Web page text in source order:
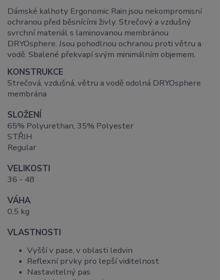
Dámské kalhoty Ergonomic Rain jsou nekompromisní
ochranou před běsnícími živly. Strečový a vzdušný
svrchní materiál s laminovanou membránou
DRYOsphere. Jsou pohodlnou ochranou proti větru a
vodě. Sbalené překvapí svým minimálním objemem.
KONSTRUKCE
Strečová, vzdušná, větru a vodě odolná DRYOsphere
membrána
SLOŽENÍ
65% Polyurethan, 35% Polyester
STŘIH
Regular
VELIKOSTI
36 - 48
VÁHA
0,5 kg
VLASTNOSTI
Vyšší v pase, v oblasti ledvin
Reflexní prvky pro lepší viditelnost
Nastavitelný pas